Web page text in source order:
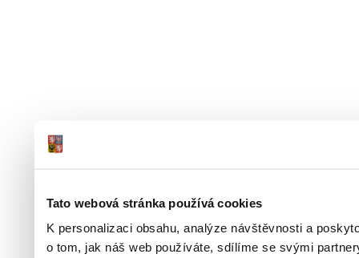
Tato webová stránka používá cookies
K personalizaci obsahu, analýze návštěvnosti a
o tom, jak náš web používáte, sdílíme se svými